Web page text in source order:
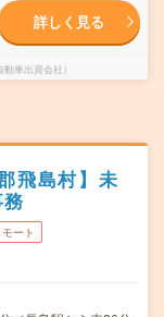
詳しく見る
車出資会社）
飛島村】未
ート